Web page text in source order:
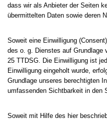
dass wir als Anbieter der Seiten
übermittelten Daten sowie deren
Soweit eine Einwilligung
des o. g. Dienstes auf Grundlage
25 TTDSG. Die Einwilligung ist
Einwilligung eingeholt wurde,
Grundlage unseres berechtigten
umfassenden Sichtbarkeit in den
Soweit mit Hilfe des hier